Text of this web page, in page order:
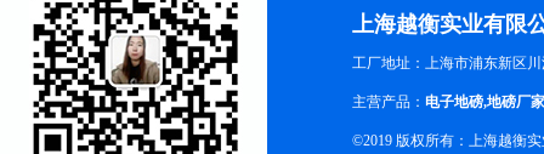
上海越衡实业有限
工厂地址：上海市浦东新区川
主营产品： 电子地磅,地磅厂家
©2019 版权所有：上海越衡